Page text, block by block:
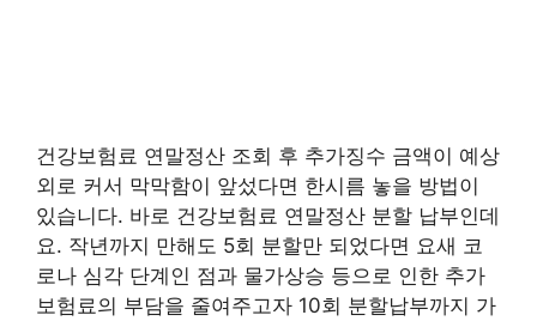
건강보험료 연말정산 조회 후 추가징수 금액이 예상
외로 커서 막막함이 앞섰다면 한시름 놓을 방법이
있습니다. 바로 건강보험료 연말정산 분할 납부인데
요. 작년까지 만해도 5회 분할만 되었다면 요새 코
로나 심각 단계인 점과 물가상승 등으로 인한 추가
보험료의 부담을 줄여주고자 10회 분할납부까지 가